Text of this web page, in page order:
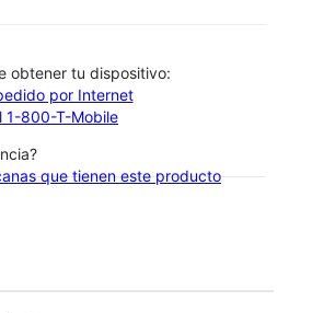
obtener tu dispositivo:
por Internet
1-800-T-Mobile
que tienen este producto